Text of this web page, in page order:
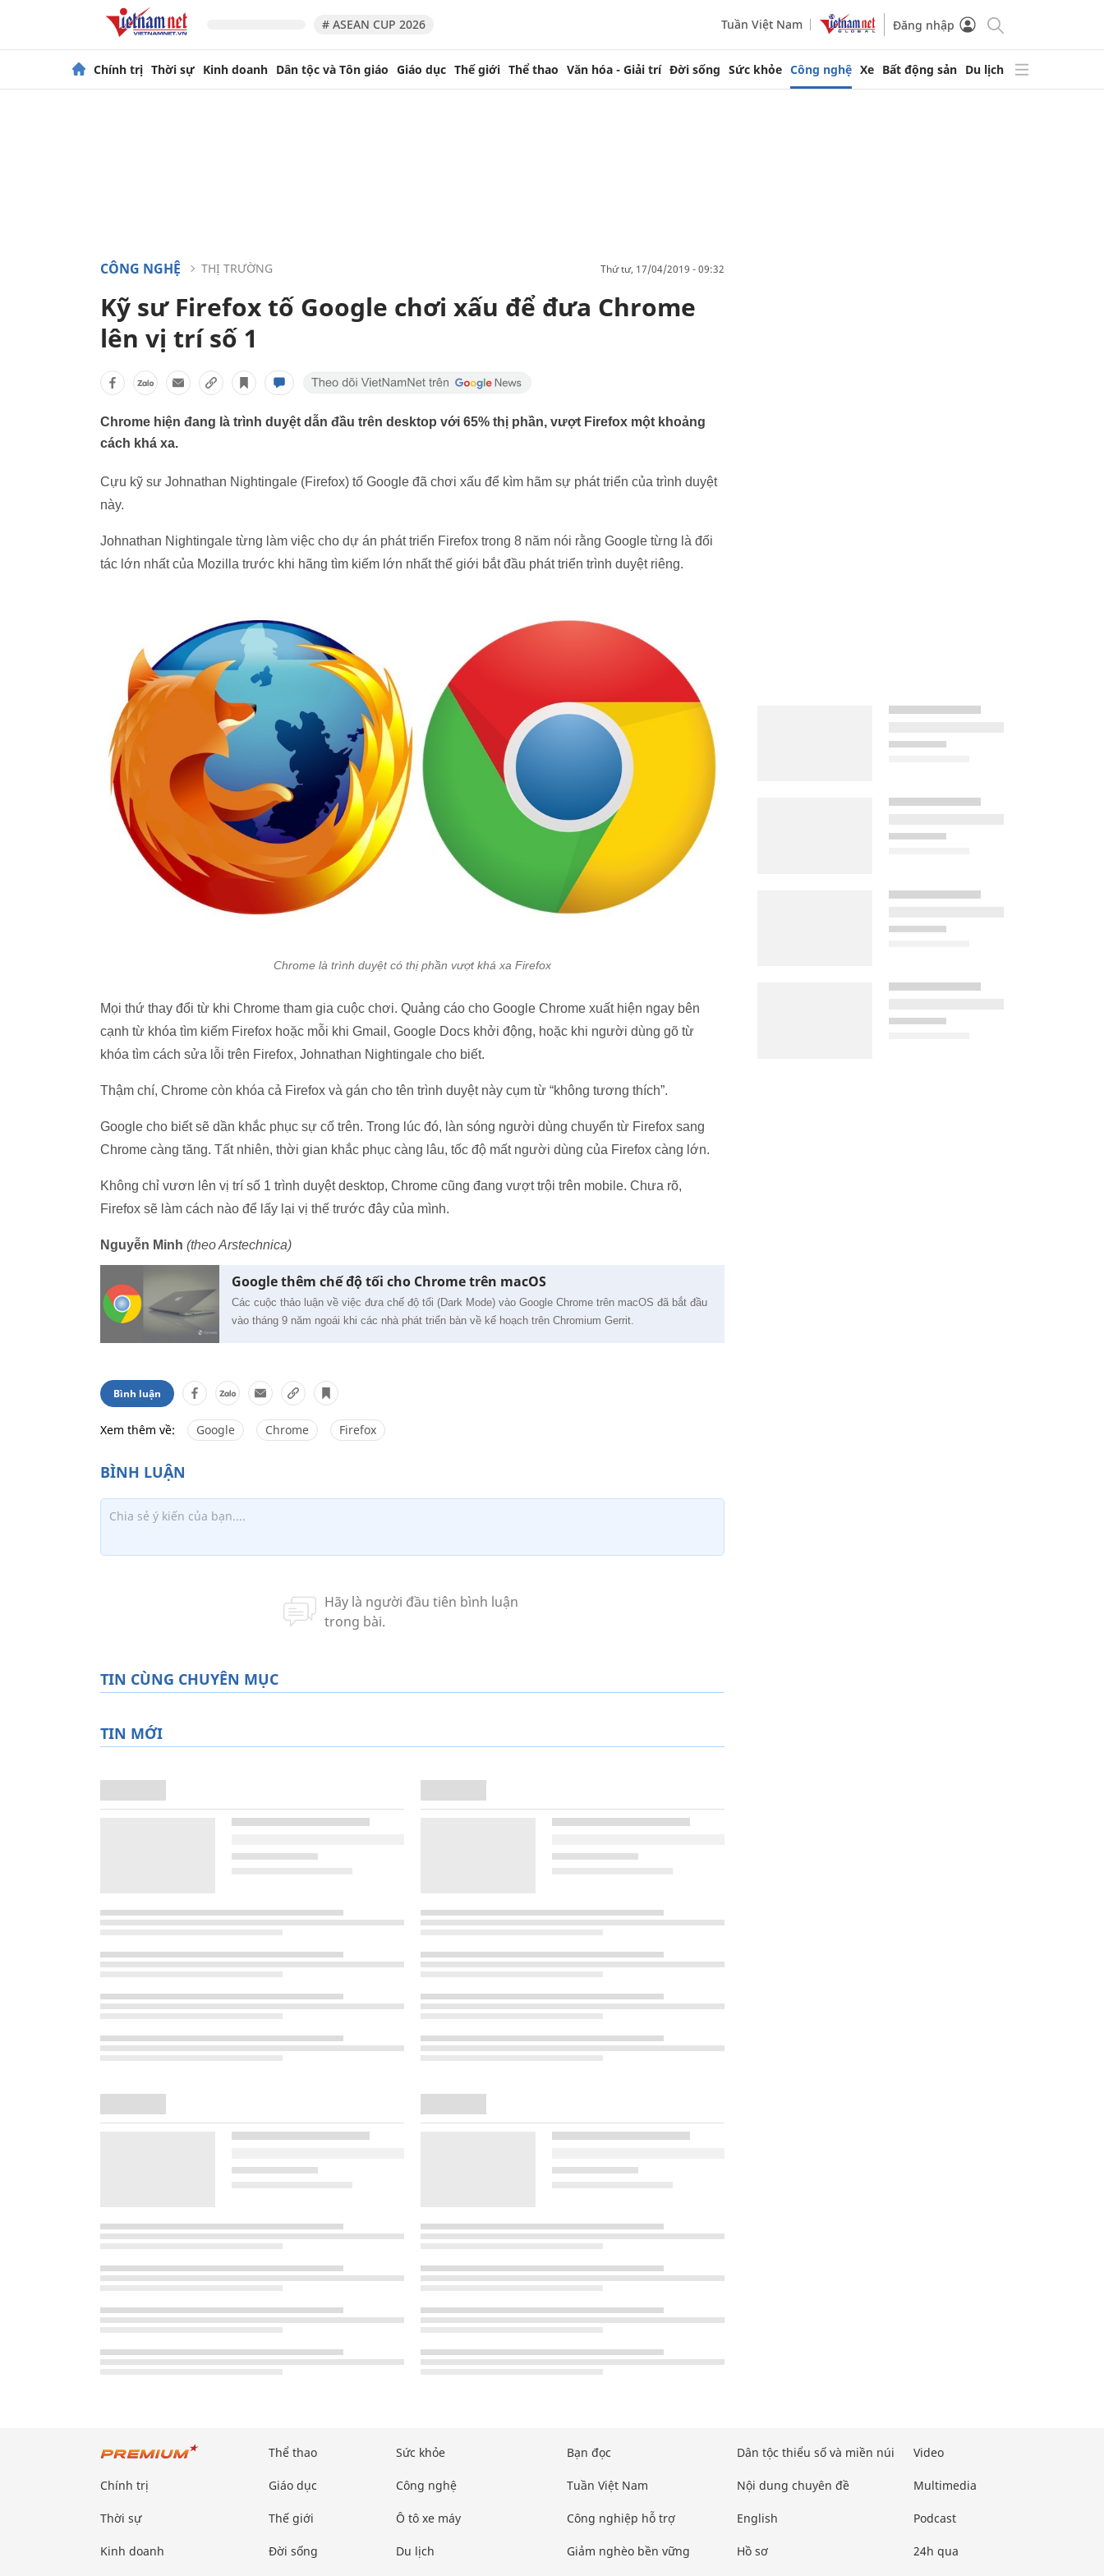
# ASEAN CUP 2026 Tuần Việt Nam Đăng nhập
Chính trị Thời sự Kinh doanh Dân tộc và Tôn giáo Giáo dục Thế giới Thể thao Văn hóa - Giải trí Đời sống Sức khỏe Công nghệ Xe Bất động sản Du lịch
CÔNG NGHỆ THỊ TRƯỜNG thứ tư, 17/04/2019 - 09:32
Kỹ sư Firefox tố Google chơi xấu để đưa Chrome
lên vị trí số 1
Chrome hiện đang là trình duyệt dẫn đầu trên desktop với 65% thị phần, vượt Firefox một khoảng
cách khá xa.
Cựu kỹ sư Johnathan Nightingale (Firefox) tố Google đã chơi xấu để kìm hãm sự phát triển của trình duyệt
này.
Johnathan Nightingale từng làm việc cho dự án phát triển Firefox trong 8 năm nói rằng Google từng là đối
tác lớn nhất của Mozilla trước khi hãng tìm kiếm lớn nhất thế giới bắt đầu phát triển trình duyệt riêng.
Chrome là trình duyệt có thị phần vượt khá xa Firefox
Mọi thứ thay đổi từ khi Chrome tham gia cuộc chơi. Quảng cáo cho Google Chrome xuất hiện ngay bên
cạnh từ khóa tìm kiếm Firefox hoặc mỗi khi Gmail, Google Docs khởi động, hoặc khi người dùng gõ từ
khóa tìm cách sửa lỗi trên Firefox, Johnathan Nightingale cho biết.
Thậm chí, Chrome còn khóa cả Firefox và gán cho tên trình duyệt này cụm từ “không tương thích”.
Google cho biết sẽ dần khắc phục sự cố trên. Trong lúc đó, làn sóng người dùng chuyển từ Firefox sang
Chrome càng tăng. Tất nhiên, thời gian khắc phục càng lâu, tốc độ mất người dùng của Firefox càng lớn.
Không chỉ vươn lên vị trí số 1 trình duyệt desktop, Chrome cũng đang vượt trội trên mobile. Chưa rõ,
Firefox sẽ làm cách nào để lấy lại vị thế trước đây của mình.
Nguyễn Minh (theo Arstechnica)
Google thêm chế độ tối cho Chrome trên macOS
Các cuộc thảo luận về việc đưa chế độ tối (Dark Mode) vào Google Chrome trên macOS đã bắt đầu
vào tháng 9 năm ngoái khi các nhà phát triển bàn về kế hoạch trên Chromium Gerrit.
Bình luận
Xem thêm về: Google Chrome Firefox
TIN CÙNG CHUYÊN MỤC
TIN MỚI
Chính trị
Thời sự
Kinh doanh
Thể thao
Giáo dục
Thế giới
Đời sống
Sức khỏe
Công nghệ
Ô tô xe máy
Du lịch
Bạn đọc
Tuần Việt Nam
Công nghiệp hỗ trợ
Giảm nghèo bền vững
Dân tộc thiểu số và miền núi
Nội dung chuyên đề
English
Hồ sơ
Video
Multimedia
Podcast
24h qua